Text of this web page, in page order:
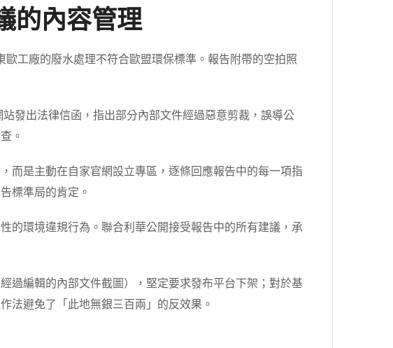
的內容管理
工廠的廢水處理不符合歐盟環保標準。報告附帶的空拍照
發出法律信函，指出部分內部文件經過惡意剪裁，誤導公
。
是主動在自家官網設立專區，逐條回應報告中的每一項指
標準局的肯定。
的環境違規行為。聯合利華公開接受報告中的所有建議，承
過編輯的內部文件截圖），堅定要求發布平台下架；對於基
法避免了「此地無銀三百兩」的反效果。